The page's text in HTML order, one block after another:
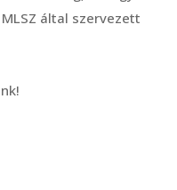
által szervezett